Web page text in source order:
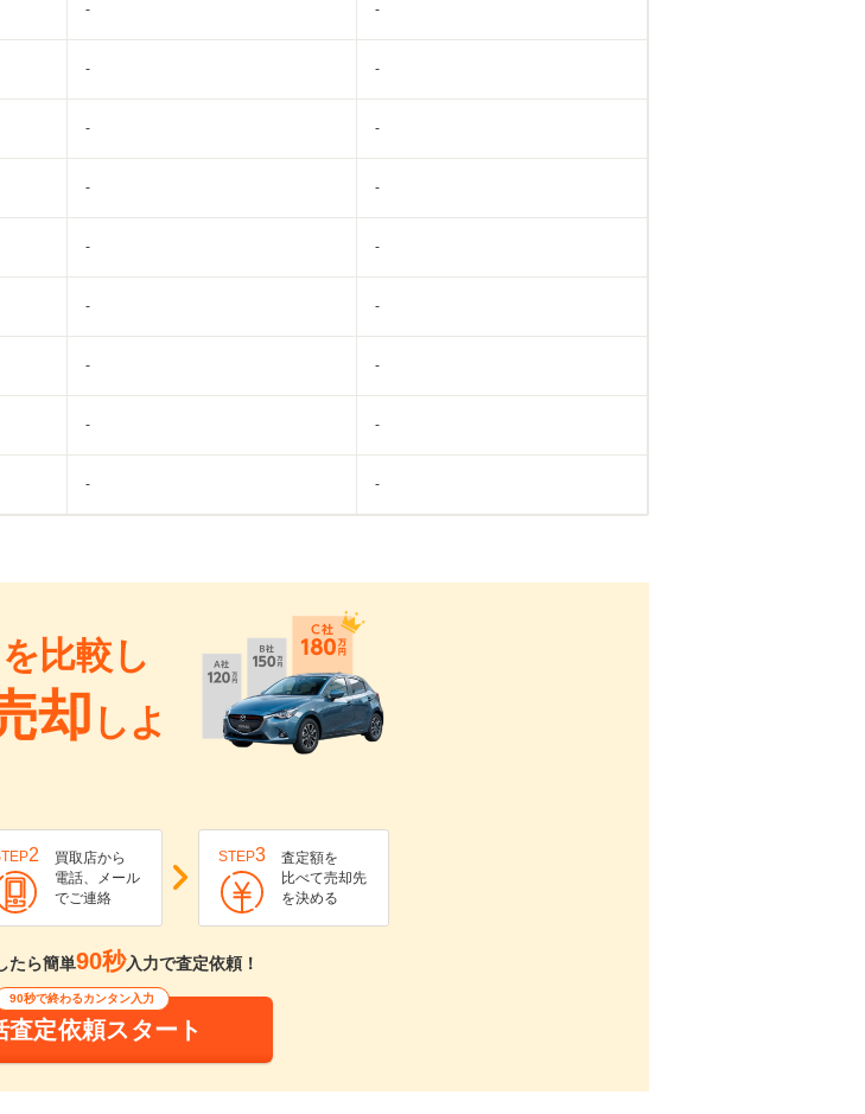
- -
- -
- -
- -
- -
- -
- -
- -
- -
比較し
却 しよ
2
買取店から
電話、メール
でご連絡
STEP3
査定額を
比べて売却先
を決める
たら簡単90秒入力で査定依頼！
90秒で終わるカンタン入力
査定依頼スタート